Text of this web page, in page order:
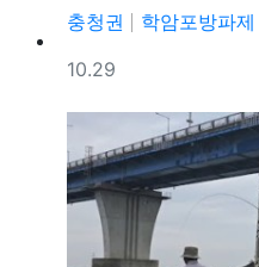
충청권
학암포방파제 감
등록일
10.29